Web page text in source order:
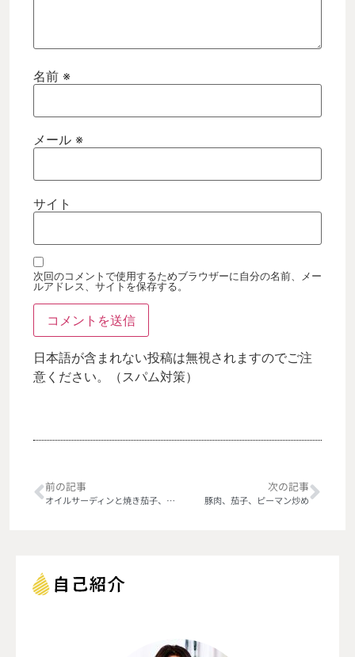
名前 ※
メール ※
サイト
次回のコメントで使用するためブラウザーに自分の名前、メー
ルアドレス、サイトを保存する。
日本語が含まれない投稿は無視されますのでご注
意ください。（スパム対策）
前の記事
オイルサーディンと焼き茄子、くるみ油で
次の記事
豚肉、茄子、ピーマン炒め